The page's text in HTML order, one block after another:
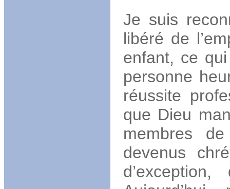
Je suis
libéré de
enfant, ce
personne
réussite
que Dieu
membres
devenus